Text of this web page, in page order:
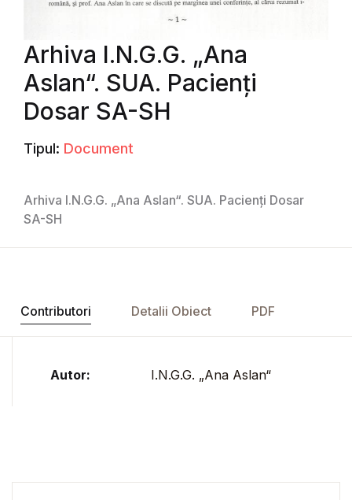
Arhiva I.N.G.G. „Ana
Aslan“. SUA. Pacienți
Dosar SA-SH
Tipul: Document
Arhiva I.N.G.G. „Ana Aslan“. SUA. Pacienți Dosar
SA-SH
Contributori Detalii Obiect PDF
Autor: I.N.G.G. „Ana Aslan“